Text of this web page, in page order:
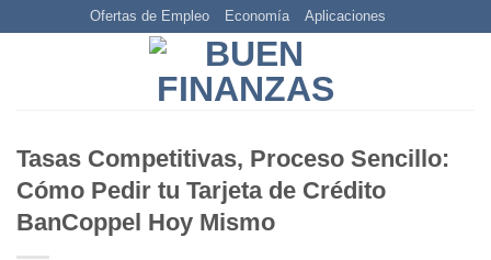
Ofertas de Empleo Economía Aplicaciones
Tasas Competitivas, Proceso Sencillo:
Cómo Pedir tu Tarjeta de Crédito
BanCoppel Hoy Mismo